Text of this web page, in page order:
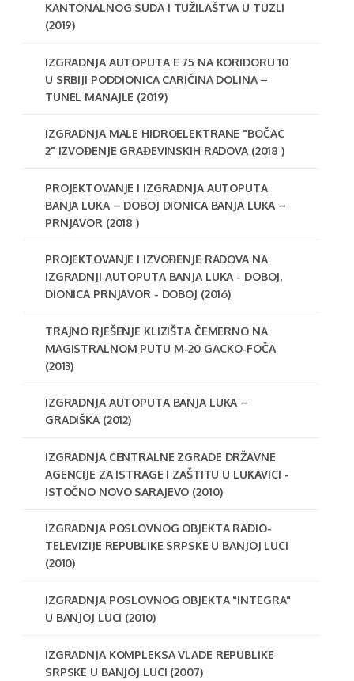
KANTONALNOG SUDA I TUŽILAŠTVA U TUZLI
(2019)
IZGRADNJA AUTOPUTA E 75 NA KORIDORU 10
U SRBIJI PODDIONICA CARIČINA DOLINA –
TUNEL MANAJLE (2019)
IZGRADNJA MALE HIDROELEKTRANE "BOČAC
2" IZVOĐENJE GRAĐEVINSKIH RADOVA (2018 )
PROJEKTOVANJE I IZGRADNJA AUTOPUTA
BANJA LUKA – DOBOJ DIONICA BANJA LUKA –
PRNJAVOR (2018 )
PROJEKTOVANJE I IZVOĐENJE RADOVA NA
IZGRADNJI AUTOPUTA BANJA LUKA - DOBOJ,
DIONICA PRNJAVOR - DOBOJ (2016)
TRAJNO RJEŠENJE KLIZIŠTA ČEMERNO NA
MAGISTRALNOM PUTU M-20 GACKO-FOČA
(2013)
IZGRADNJA AUTOPUTA BANJA LUKA –
GRADIŠKA (2012)
IZGRADNJA CENTRALNE ZGRADE DRŽAVNE
AGENCIJE ZA ISTRAGE I ZAŠTITU U LUKAVICI -
ISTOČNO NOVO SARAJEVO (2010)
IZGRADNJA POSLOVNOG OBJEKTA RADIO-
TELEVIZIJE REPUBLIKE SRPSKE U BANJOJ LUCI
(2010)
IZGRADNJA POSLOVNOG OBJEKTA "INTEGRA"
U BANJOJ LUCI (2010)
IZGRADNJA KOMPLEKSA VLADE REPUBLIKE
SRPSKE U BANJOJ LUCI (2007)